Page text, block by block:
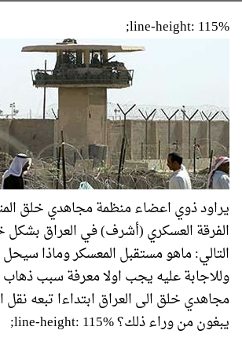
line-height: 115%;
يراود ذوي اعضاء منظمة مجاهدي خلق
الفرقة العسكري (أشرف) في العراق
التالي: ماهو مستقبل المعسكر وماذا سيحل
وللاجابة عليه يجب اولا معرفة سبب ذهاب
مجاهدي خلق الى العراق ابتداءا تبعه نقل
يبغون من وراء ذلك؟ line-height: 115%;